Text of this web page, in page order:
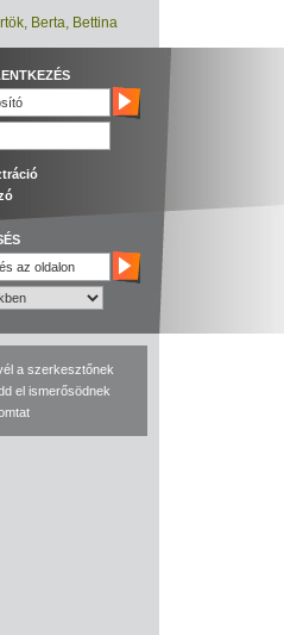
Berta, Bettina
a szerkesztőnek
el ismerősödnek